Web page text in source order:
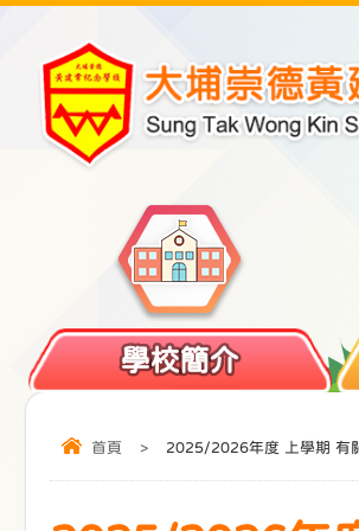
學校簡介
首頁 > 2025/2026年度 上學期 有